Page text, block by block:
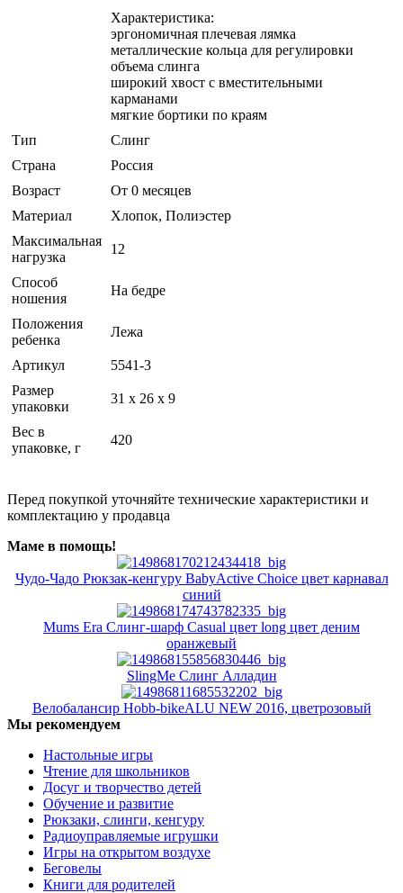
Характеристика:
эргономичная плечевая лямка
металлические кольца для регулировки
объема слинга
широкий хвост с вместительными
карманами
мягкие бортики по краям
Тип
Слинг
Страна
Россия
Возраст
От 0 месяцев
Материал
Хлопок, Полиэстер
Максимальная
нагрузка
12
Способ
ношения
На бедре
Положения
ребенка
Лежа
Артикул
5541-3
Размер
упаковки
31 x 26 x 9
Вес в
упаковке, г
420
Перед покупкой уточняйте технические характеристики и
комплектацию у продавца
Маме в помощь!
Чудо-Чадо Рюкзак-кенгуру BabyActive Choice цвет карнавал
синий
Mums Era Слинг-шарф Casual цвет long цвет деним
оранжевый
SlingMe Слинг Алладин
Велобалансир Hobb-bikeALU NEW 2016, цветрозовый
Мы рекомендуем
Настольные игры
Чтение для школьников
Досуг и творчество детей
Обучение и развитие
Рюкзаки, слинги, кенгуру
Радиоуправляемые игрушки
Игры на открытом воздухе
Беговелы
Книги для родителей